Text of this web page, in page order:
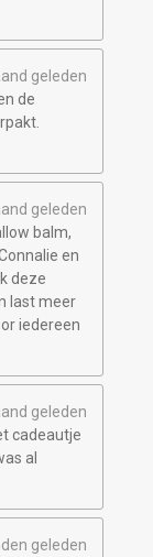
geleden
de
geleden
balm,
en
deze
last meer
iedereen
geleden
cadeautje
al
geleden